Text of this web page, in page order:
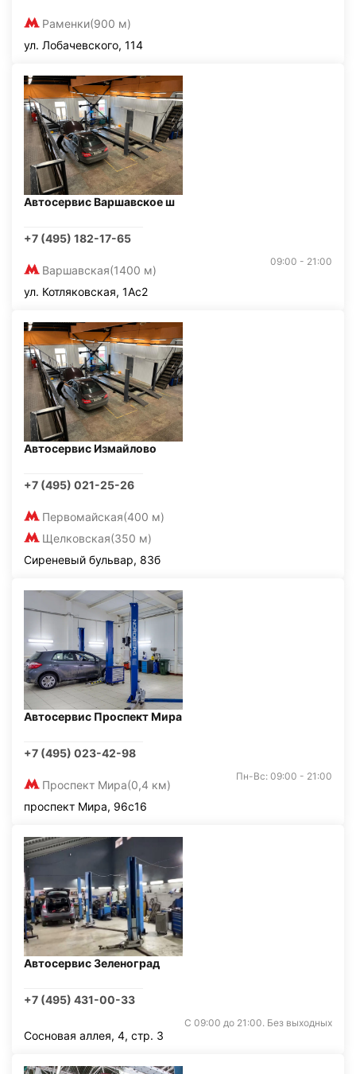
Раменки(900 м)
ул. Лобачевского, 114
Автосервис Варшавское ш
+7 (495) 182-17-65
Варшавская(1400 м)
09:00 - 21:00
ул. Котляковская, 1Ас2
Автосервис Измайлово
+7 (495) 021-25-26
Первомайская(400 м)
Щелковская(350 м)
Сиреневый бульвар, 83б
Автосервис Проспект Мира
+7 (495) 023-42-98
Проспект Мира(0,4 км)
Пн-Вс: 09:00 - 21:00
проспект Мира, 96с16
Автосервис Зеленоград
+7 (495) 431-00-33
С 09:00 до 21:00. Без выходных
Сосновая аллея, 4, стр. 3